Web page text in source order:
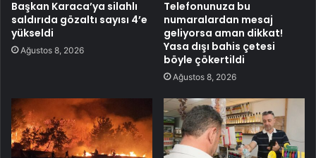
Başkan Karaca’ya silahlı
saldırıda gözaltı sayısı 4’e
yükseldi
Ağustos 8, 2026
Telefonunuza bu
numaralardan mesaj
geliyorsa aman dikkat!
Yasa dışı bahis çetesi
böyle çökertildi
Ağustos 8, 2026